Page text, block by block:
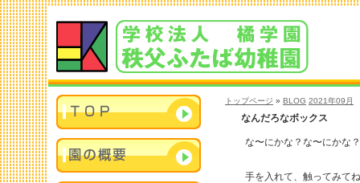
トップページ » BLOG 2021年09月
なんだろなボックス
な〜にかな？な〜にかな
手を入れて、触ってみてね